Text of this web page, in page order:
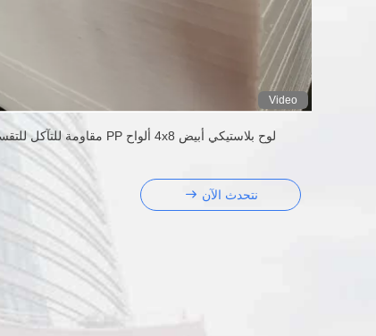
Video
لوح بلاستيكي أبيض 4x8 ألواح PP مقاومة للتآكل للتقسيمات
نتحدث الآن